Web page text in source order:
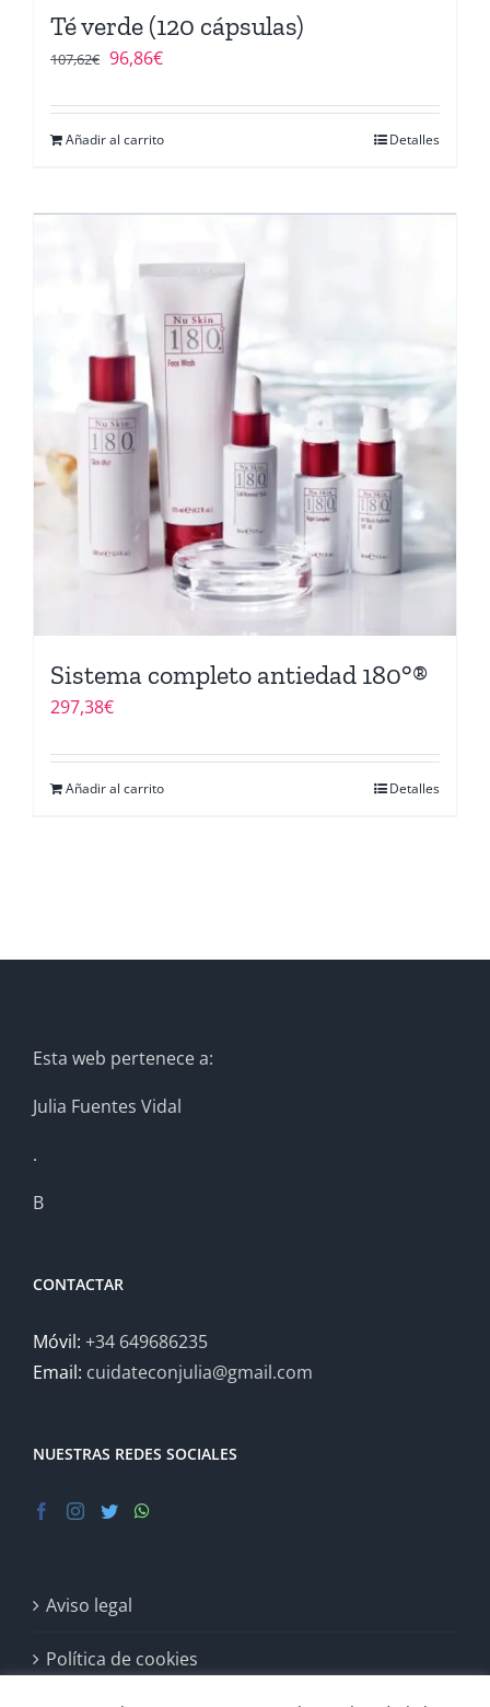
Té verde (120 cápsulas)
107,62€ El
original
era:
96,86€El
actual
es:
Añadir al carrito Detalles
Sistema completo antiedad 180°®
297,38€
Añadir al carrito Detalles
Esta web pertenece a:
Julia Fuentes Vidal
.
B
CONTACTAR
Móvil: +34 649686235
Email: cuidateconjulia@gmail.com
NUESTRAS REDES SOCIALES
Aviso legal
Política de cookies